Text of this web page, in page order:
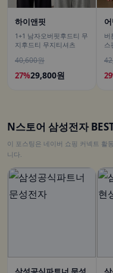
하이앤핏
1+1 남자오버핏후드티 무
지후드티 무지티셔츠
40,600원
27%29,800원
버
스
룩
N스토어 삼성전자
이 포스팅은 네이버 쇼핑 커넥트 활
니다.